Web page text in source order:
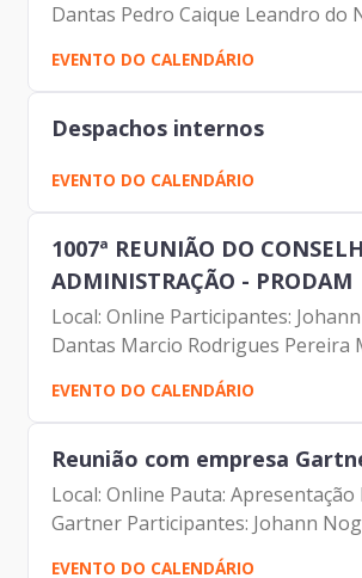
Dantas Pedro Caique Leandro do
Huno Molina Rodrigues dos
Biella Thalita Abdala Aris Fabio
Marcelo Aires...
EVENTO DO CALENDÁRIO
Despachos internos
EVENTO DO CALENDÁRIO
1007ª REUNIÃO DO
ADMINISTRAÇÃO - PRODAM
Local: Online Participantes:
Dantas Marcio Rodrigues Pereira
Antonio Celso de Paula
Carolina Magnani Hiromoto Sara
Silva Andre Tomiatto de...
EVENTO DO CALENDÁRIO
Reunião com empresa
Local: Online Pauta: Apresentação
Gartner Participantes: Johann
(Prodam) Carlos Alberto da Silva
EVENTO DO CALENDÁRIO